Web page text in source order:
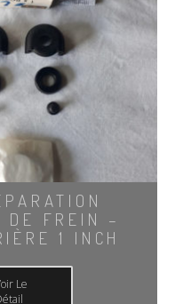
DE FREIN –
1 INCH
Le